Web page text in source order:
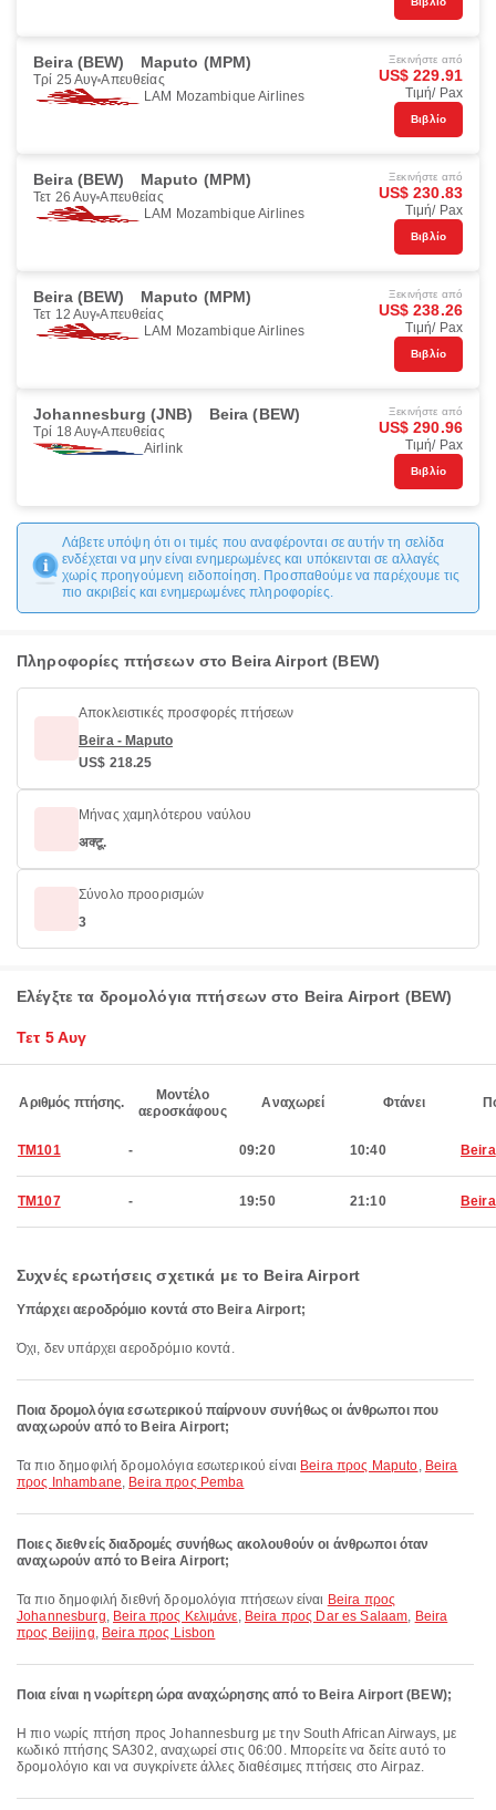
Beira (BEW) Maputo (MPM)
Τρί 25 Αυγ Απευθείας
LAM Mozambique Airlines
Ξεκινήστε από
US$ 229.91
Τιμή/ Pax
Βιβλίο
Beira (BEW) Maputo (MPM)
Τετ 26 Αυγ Απευθείας
LAM Mozambique Airlines
Ξεκινήστε από
US$ 230.83
Τιμή/ Pax
Βιβλίο
Beira (BEW) Maputo (MPM)
Τετ 12 Αυγ Απευθείας
LAM Mozambique Airlines
Ξεκινήστε από
US$ 238.26
Τιμή/ Pax
Βιβλίο
Johannesburg (JNB) Beira (BEW)
Τρί 18 Αυγ Απευθείας
Airlink
Ξεκινήστε από
US$ 290.96
Τιμή/ Pax
Βιβλίο
Λάβετε υπόψη ότι οι τιμές που αναφέρονται σε αυτήν τη σελίδα
ενδέχεται να μην είναι ενημερωμένες και υπόκεινται σε αλλαγές
χωρίς προηγούμενη ειδοποίηση. Προσπαθούμε να παρέχουμε τις
πιο ακριβείς και ενημερωμένες πληροφορίες.
Πληροφορίες πτήσεων στο Beira Airport (BEW)
Αποκλειστικές προσφορές πτήσεων
Beira - Maputo
US$ 218.25
Μήνας χαμηλότερου ναύλου
अक्टू.
Σύνολο προορισμών
3
Ελέγξτε τα δρομολόγια πτήσεων στο Beira Airport (BEW)
Τετ 5 Αυγ
Αριθμός πτήσης.
Μοντέλο
αεροσκάφους
Αναχωρεί Φτάνει
TM101 - 09:20 10:40 Beira
TM107 - 19:50 21:10 Beira
Συχνές ερωτήσεις σχετικά με το Beira Airport
Υπάρχει αεροδρόμιο κοντά στο Beira Airport;
Όχι, δεν υπάρχει αεροδρόμιο κοντά.
Ποια δρομολόγια εσωτερικού παίρνουν συνήθως οι άνθρωποι που
αναχωρούν από το Beira Airport;
Τα πιο δημοφιλή δρομολόγια εσωτερικού είναι Beira προς Maputo, Beira
προς Inhambane, Beira προς Pemba
Ποιες διεθνείς διαδρομές συνήθως ακολουθούν οι άνθρωποι όταν
αναχωρούν από το Beira Airport;
Τα πιο δημοφιλή διεθνή δρομολόγια πτήσεων είναι Beira προς
Johannesburg, Beira προς Κελιμάνε, Beira προς Dar es Salaam, Beira
προς Beijing, Beira προς Lisbon
Ποια είναι η νωρίτερη ώρα αναχώρησης από το Beira Airport (BEW);
Η πιο νωρίς πτήση προς Johannesburg με την South African Airways, με
κωδικό πτήσης SA302, αναχωρεί στις 06:00. Μπορείτε να δείτε αυτό το
δρομολόγιο και να συγκρίνετε άλλες διαθέσιμες πτήσεις στο Airpaz.